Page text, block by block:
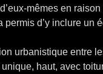
mêmes en
d’y inclure un
urbanistique entre
haut, avec